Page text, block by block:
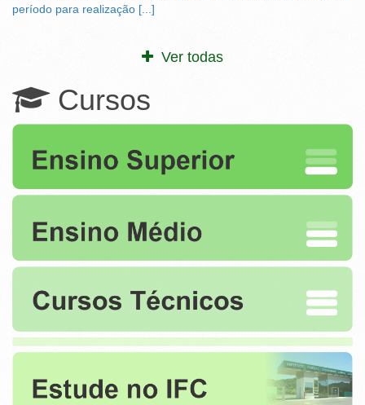
período para realização [...]
Ver todas
Cursos